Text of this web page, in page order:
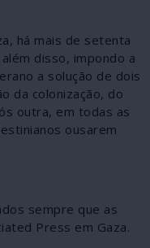
há mais de setenta
disso, impondo a
a solução de dois
da colonização, do
outra, em todas as
ousarem
sempre que as
Press em Gaza.